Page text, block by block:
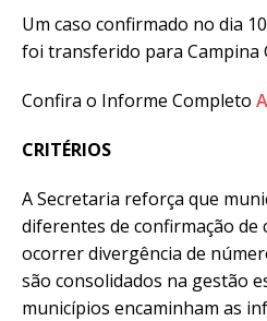
Um caso confirmado no dia
foi transferido para Campina
Confira o Informe Completo
CRITÉRIOS
A Secretaria reforça que
diferentes de confirmação de
ocorrer divergência de
são consolidados na gestão
municípios encaminham as